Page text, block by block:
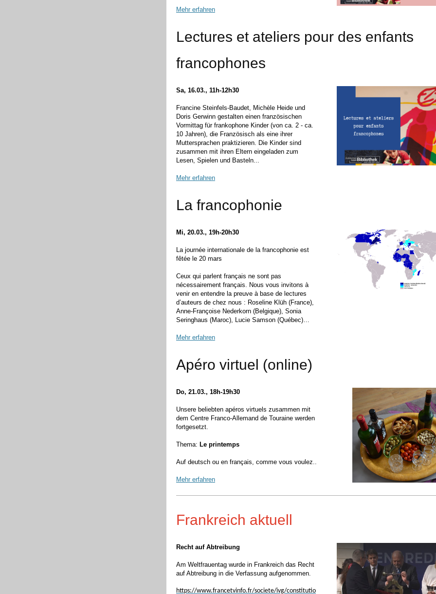
Mehr erfahren
Lectures et ateliers pour des enfants
francophones
Sa, 16.03., 11h-12h30
Francine Steinfels-Baudet, Michèle Heide und
Doris Gerwinn gestalten einen französischen
Vormittag für frankophone Kinder (von ca. 2 - ca.
10 Jahren), die Französisch als eine ihrer
Muttersprachen praktizieren. Die Kinder sind
zusammen mit ihren Eltern eingeladen zum
Lesen, Spielen und Basteln...
Mehr erfahren
La francophonie
Mi, 20.03., 19h-20h30
La journée internationale de la francophonie est
fêtée le 20 mars
Ceux qui parlent français ne sont pas
nécessairement français. Nous vous invitons à
venir en entendre la preuve à base de lectures
d’auteurs de chez nous : Roseline Klüh (France),
Anne-Françoise Nederkorn (Belgique), Sonia
Seringhaus (Maroc), Lucie Samson (Québec)…
Mehr erfahren
Apéro virtuel (online)
Do, 21.03., 18h-19h30
Unsere beliebten apéros virtuels zusammen mit
dem Centre Franco-Allemand de Touraine werden
fortgesetzt.
Thema: Le printemps
Auf deutsch ou en français, comme vous voulez..
Mehr erfahren
Frankreich aktuell
Recht auf Abtreibung
Am Weltfrauentag wurde in Frankreich das Recht
auf Abtreibung in die Verfassung aufgenommen.
https://www.francetvinfo.fr/societe/ivg/constitutio